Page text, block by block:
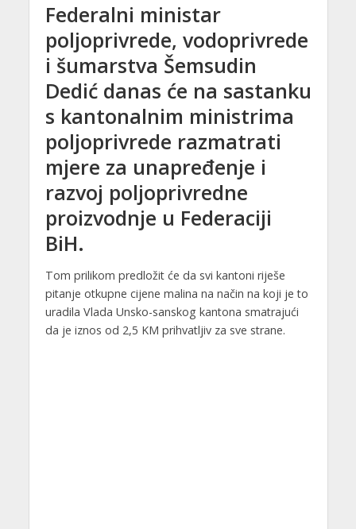
Federalni ministar
poljoprivrede, vodoprivrede
i šumarstva Šemsudin
Dedić danas će na sastanku
s kantonalnim ministrima
poljoprivrede razmatrati
mjere za unapređenje i
razvoj poljoprivredne
proizvodnje u Federaciji
BiH.
Tom prilikom predložit će da svi kantoni riješe
pitanje otkupne cijene malina na način na koji je to
uradila Vlada Unsko-sanskog kantona smatrajući
da je iznos od 2,5 KM prihvatljiv za sve strane.